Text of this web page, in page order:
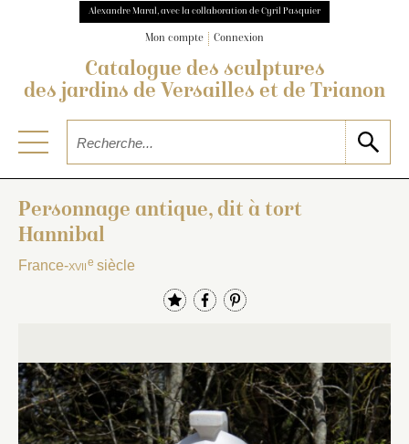
Alexandre Maral, avec la collaboration de Cyril Pasquier
Mon compte Connexion
Catalogue des sculptures
des jardins de Versailles et de Trianon
Personnage antique, dit à tort
Hannibal
France-xviie siècle